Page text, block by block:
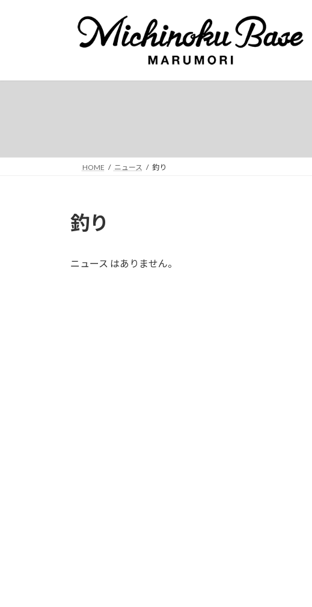
へ
ョ
HOME ニュース 釣り
釣り
ニュース はありません。